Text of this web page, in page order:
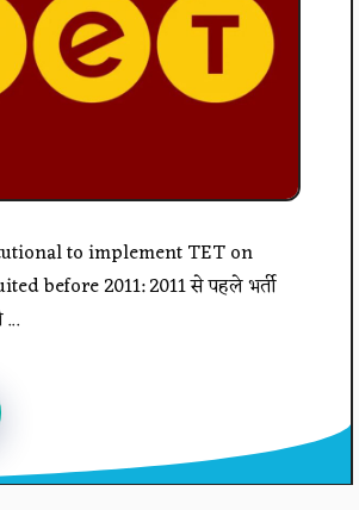
to implement TET on
before 2011: 2011 से पहले भर्ती
...